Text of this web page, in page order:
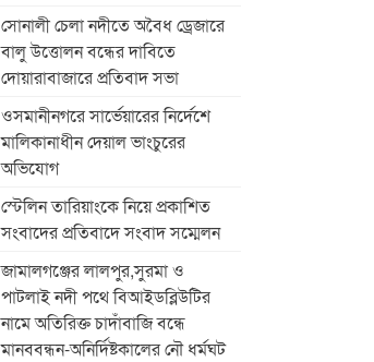
সোনালী চেলা নদীতে অবৈধ ড্রেজারে
বালু উত্তোলন বন্ধের দাবিতে
দোয়ারাবাজারে প্রতিবাদ সভা
ওসমানীনগরে সার্ভেয়ারের নির্দেশে
মালিকানাধীন দেয়াল ভাংচুরের
অভিযোগ
স্টেলিন তারিয়াংকে নিয়ে প্রকাশিত
সংবাদের প্রতিবাদে সংবাদ সম্মেলন
জামালগঞ্জের লালপুর,সুরমা ও
পাটলাই নদী পথে বিআইডব্লিউটির
নামে অতিরিক্ত চাদাঁবাজি বন্ধে
মানববন্ধন-অনির্দিষ্টকালের নৌ ধর্মঘট